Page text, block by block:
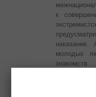
к
наказание.
молодых